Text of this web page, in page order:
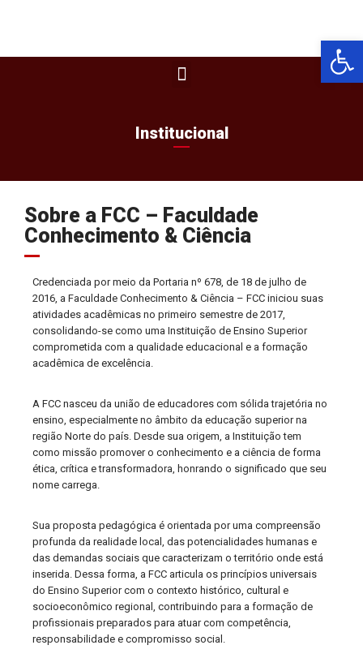
Barra de
Institucional
Sobre a FCC – Faculdade
Conhecimento & Ciência
Credenciada por meio da Portaria nº 678, de 18 de julho de
2016, a Faculdade Conhecimento & Ciência – FCC iniciou suas
atividades acadêmicas no primeiro semestre de 2017,
consolidando-se como uma Instituição de Ensino Superior
comprometida com a qualidade educacional e a formação
acadêmica de excelência.
A FCC nasceu da união de educadores com sólida trajetória no
ensino, especialmente no âmbito da educação superior na
região Norte do país. Desde sua origem, a Instituição tem
como missão promover o conhecimento e a ciência de forma
ética, crítica e transformadora, honrando o significado que seu
nome carrega.
Sua proposta pedagógica é orientada por uma compreensão
profunda da realidade local, das potencialidades humanas e
das demandas sociais que caracterizam o território onde está
inserida. Dessa forma, a FCC articula os princípios universais
do Ensino Superior com o contexto histórico, cultural e
socioeconômico regional, contribuindo para a formação de
profissionais preparados para atuar com competência,
responsabilidade e compromisso social.